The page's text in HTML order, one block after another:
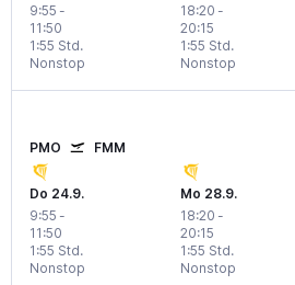
9:55 -
11:50
Nonstop
1:55 Std.
18:20 -
20:15
Nonstop
1:55 Std.
PMO FMM
Do 24.9.
9:55 -
11:50
Nonstop
1:55 Std.
Mo 28.9.
18:20 -
20:15
Nonstop
1:55 Std.